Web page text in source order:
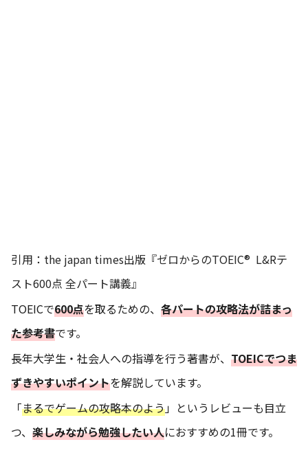
引用： the japan times出版『ゼロからのTOEIC® L&Rテ
スト600点 全パート講義』
TOEICで600点を取るための、 各パートの攻略法が詰まっ
た参考書です。
長年大学生・社会人への指導を行う著書が、 TOEICでつま
ずきやすいポイントを解説しています。
「まるでゲームの攻略本のよう」というレビューも目立
つ、 楽しみながら勉強したい人におすすめの1冊です。